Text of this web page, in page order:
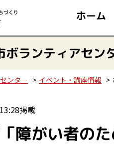
ホーム
ボランティアセン
ンター イベント・講座情報
掲載
障がい者の